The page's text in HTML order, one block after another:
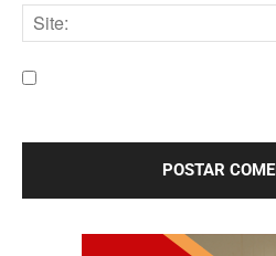
mail:*